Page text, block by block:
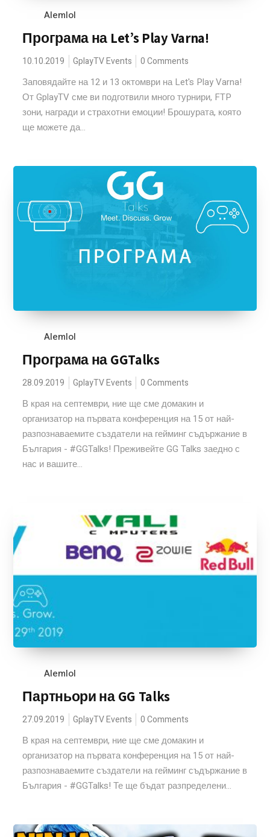
Alemlol
Програма на Let’s Play Varna!
10.10.2019 GplayTV Events 0 Comments
Заповядайте на 12 и 13 октомври на Let's Play Varna!
От GplayTV сме ви подготвили много турнири, FTP
зони, награди и страхотни емоции! Брошурата, която
ще можете да...
Alemlol
Програма на GGTalks
28.09.2019 GplayTV Events 0 Comments
В края на септември, ние ще сме домакин и
организатор на първата конференция на 15 от най-
разпознаваемите създатели на гейминг съдържание в
България - #GGTalks! Преживейте GG Talks заедно с
нас и вашите...
Alemlol
Партньори на GG Talks
27.09.2019 GplayTV Events 0 Comments
В края на септември, ние ще сме домакин и
организатор на първата конференция на 15 от най-
разпознаваемите създатели на гейминг съдържание в
България - #GGTalks! Те ще бъдат разпределени...